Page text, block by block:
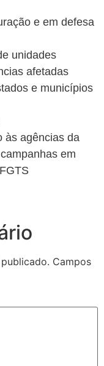
e em defesa
unidades
afetadas
e municípios
às agências da
em
Campos